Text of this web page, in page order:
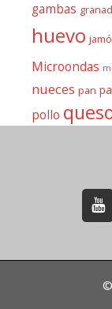
gambas
huevo
Microondas
nueces pan
pollo
©